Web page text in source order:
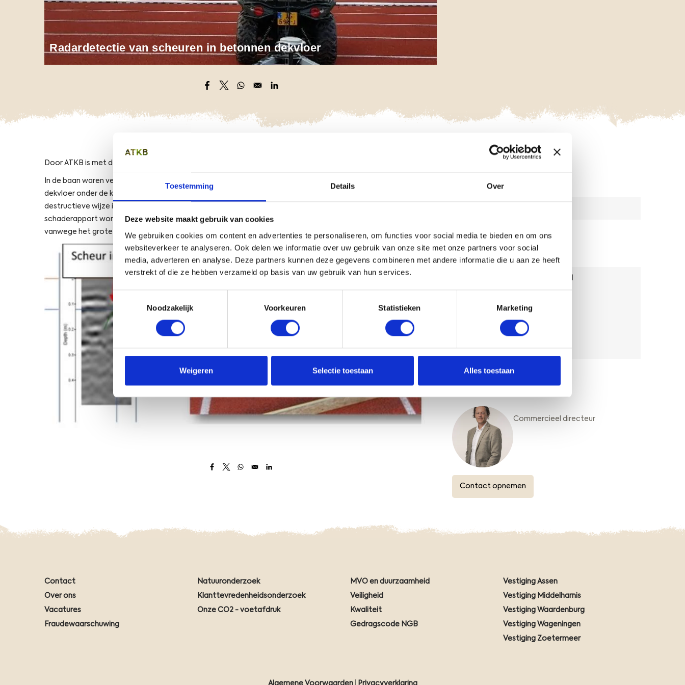
Toestemming Details Over
Deze website maakt gebruik van cookies
We gebruiken cookies om content en advertenties te personaliseren, om functies voor social media te bieden en om ons
websiteverkeer te analyseren. Ook delen we informatie over uw gebruik van onze site met onze partners voor social
media, adverteren en analyse. Deze partners kunnen deze gegevens combineren met andere informatie die u aan ze heeft
verstrekt of die ze hebben verzameld op basis van uw gebruik van hun services.
Toestemmingsselectie
Noodzakelijk
Voorkeuren Statistieken Marketing
Weigeren Selectie toestaan Alles toestaan
Radardetectie van scheuren in betonnen dekvloer
Opens in a new window
Opens in a new window
Opens in a new window
Opens in a new window
Door ATKB is met de
In de baan waren verzakkingen zichtbaar. Bij nadere inspectie bleken scheuren aanwezig te zijn in de betonnen
dekvloer onder de kunststofbaan. Door de inzet van de 3D-radar kon de positie van deze scheuren op niet-
destructieve wijze in beeld worden gebracht. Op basis van het 3D-radaronderzoek kan vervolgens een
schaderapport worden opgesteld. Dit onderzoek kon alleen effectief worden uitgevoerd met een 3D-radar
vanwege het grote frequentiebereik en de vlakdekkende methodiek.
Opens in a new window
Opens in a new window
Opens in a new window
Opens in a new window
DIENSTEN
DETECTIE HOLLE RUIMTEN EN
VERZWAKKINGEN
GEOFYSISCH ONDERZOEK
OBJECTDETECTIE
VRAGEN?
Commercieel directeur
Contact opnemen
Contact
Over ons
Vacatures
Fraudewaarschuwing
Natuuronderzoek
Klanttevredenheidsonderzoek
Onze CO2 - voetafdruk
MVO en duurzaamheid
Veiligheid
Kwaliteit
Gedragscode NGB
Vestiging Assen
Vestiging Middelharnis
Vestiging Waardenburg
Vestiging Wageningen
Vestiging Zoetermeer
Algemene Voorwaarden| Privacyverklaring